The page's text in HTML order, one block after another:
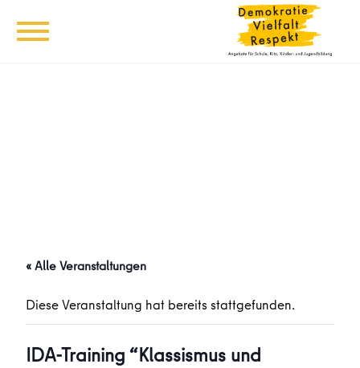
« Alle Veranstaltungen
Diese Veranstaltung hat bereits stattgefunden.
IDA-Training “Klassismus und